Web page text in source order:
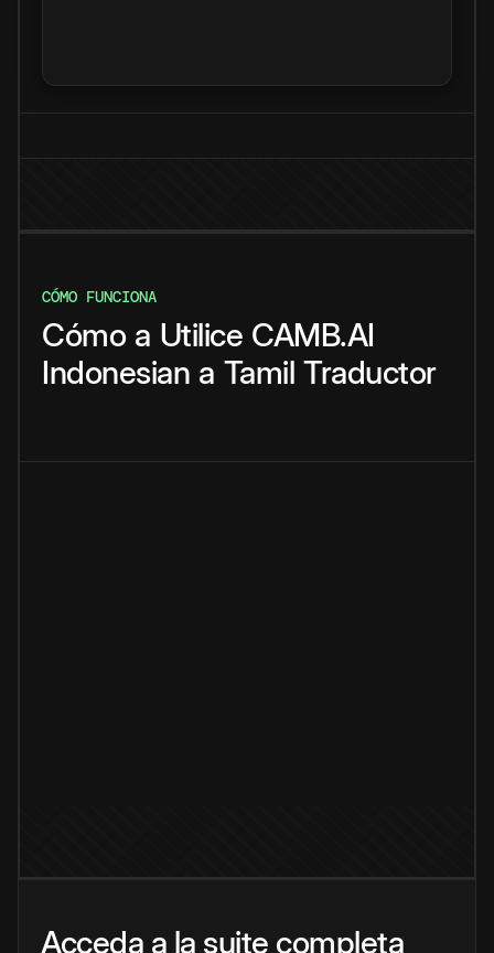
CÓMO FUNCIONA
Cómo a Utilice CAMB.AI
Indonesian a Tamil Traductor
Acceda a la suite completa